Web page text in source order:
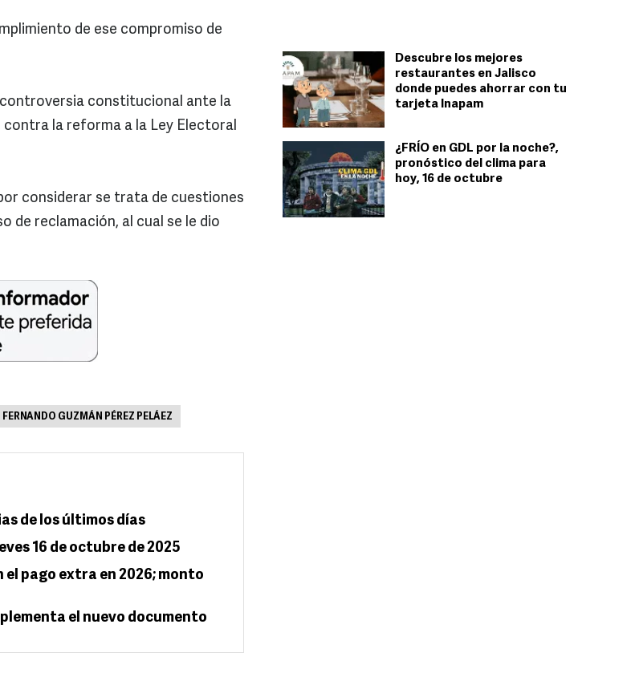
Descubre los mejores
restaurantes en Jalisco
donde puedes ahorrar con tu
tarjeta Inapam
¿FRÍO en GDL por la noche?,
pronóstico del clima para
hoy, 16 de octubre
de ese compromiso de
constitucional ante la
contra la reforma a la Ley Electoral
considerar se trata de cuestiones
de reclamación, al cual se le dio
FERNANDO GUZMÁN PÉREZ PELÁEZ
de los últimos días
16 de octubre de 2025
pago extra en 2026; monto
el nuevo documento